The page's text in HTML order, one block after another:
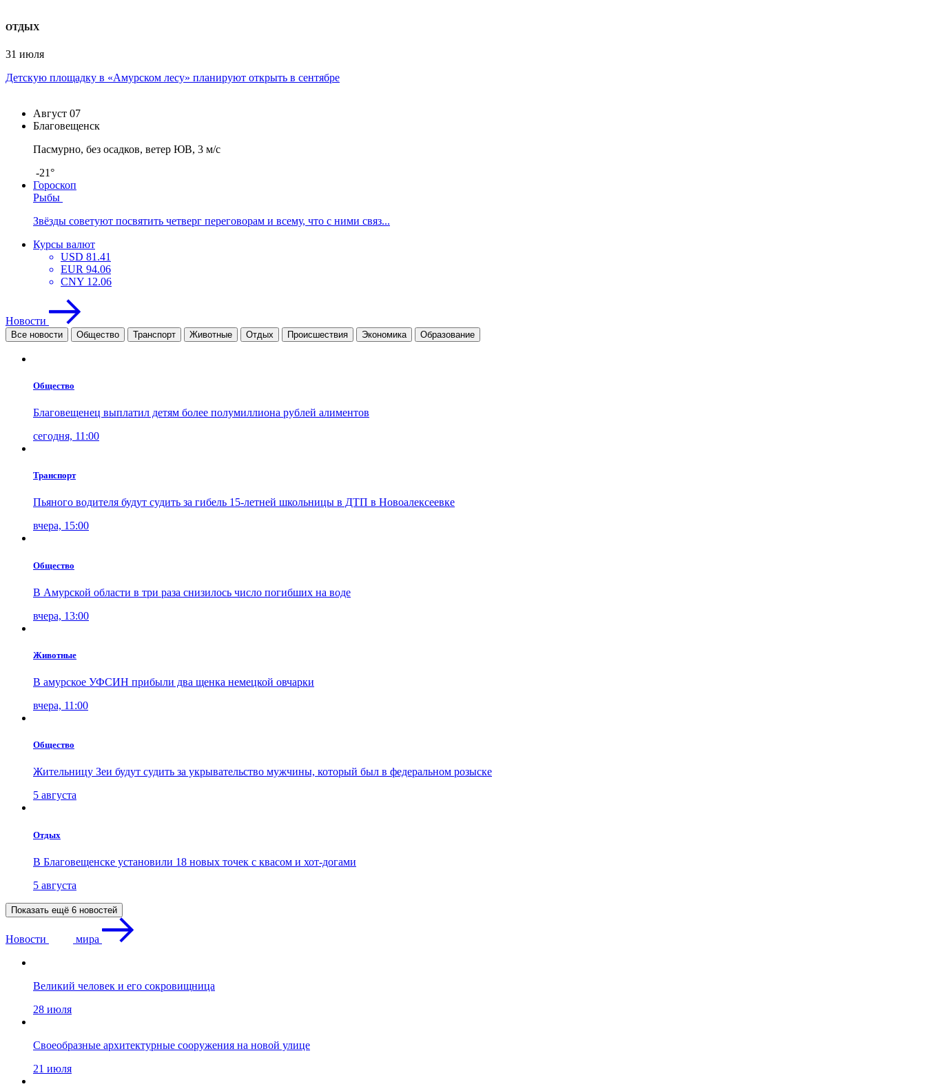
ОТДЫХ
31 июля
Детскую площадку в «Амурском лесу» планируют открыть в сентябре
Август 07
Благовещенск
Пасмурно, без осадков, ветер ЮВ, 3 м/с
-21°
Гороскоп
Рыбы
Звёзды советуют посвятить четверг переговорам и всему, что с ними связ...
Курсы валют
USD 81.41
EUR 94.06
CNY 12.06
Новости
Все новости Общество Транспорт Животные Отдых Проиcшествия Экономика Образование
Общество
Благовещенец выплатил детям более полумиллиона рублей алиментов
сегодня, 11:00
Транспорт
Пьяного водителя будут судить за гибель 15-летней школьницы в ДТП в Новоалексеевке
вчера, 15:00
Общество
В Амурской области в три раза снизилось число погибших на воде
вчера, 13:00
Животные
В амурское УФСИН прибыли два щенка немецкой овчарки
вчера, 11:00
Общество
Жительницу Зеи будут судить за укрывательство мужчины, который был в федеральном розыске
5 августа
Отдых
В Благовещенске установили 18 новых точек с квасом и хот-догами
5 августа
Показать ещё 6 новостей
Новости мира
Великий человек и его сокровищница
28 июля
Своеобразные архитектурные сооружения на новой улице
21 июля